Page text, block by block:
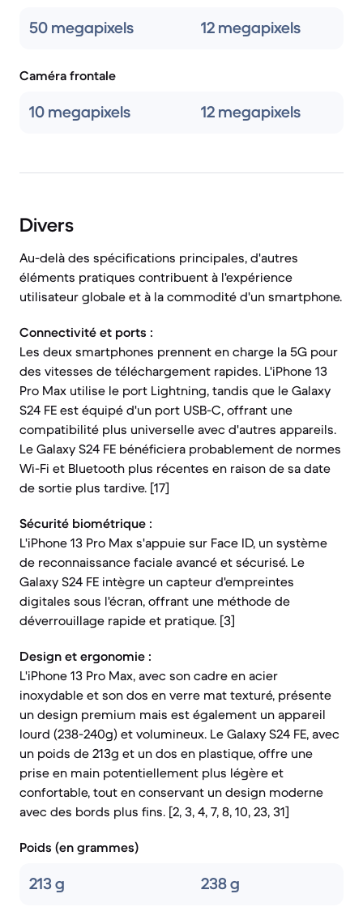
50 megapixels 12 megapixels
Caméra frontale
10 megapixels 12 megapixels
Divers
Au-delà des spécifications principales, d'autres
éléments pratiques contribuent à l'expérience
utilisateur globale et à la commodité d'un smartphone.
Connectivité et ports :
Les deux smartphones prennent en charge la 5G pour
des vitesses de téléchargement rapides. L'iPhone 13
Pro Max utilise le port Lightning, tandis que le Galaxy
S24 FE est équipé d'un port USB-C, offrant une
compatibilité plus universelle avec d'autres appareils.
Le Galaxy S24 FE bénéficiera probablement de normes
Wi-Fi et Bluetooth plus récentes en raison de sa date
de sortie plus tardive. [17]
Sécurité biométrique :
L'iPhone 13 Pro Max s'appuie sur Face ID, un système
de reconnaissance faciale avancé et sécurisé. Le
Galaxy S24 FE intègre un capteur d'empreintes
digitales sous l'écran, offrant une méthode de
déverrouillage rapide et pratique. [3]
Design et ergonomie :
L'iPhone 13 Pro Max, avec son cadre en acier
inoxydable et son dos en verre mat texturé, présente
un design premium mais est également un appareil
lourd (238-240g) et volumineux. Le Galaxy S24 FE, avec
un poids de 213g et un dos en plastique, offre une
prise en main potentiellement plus légère et
confortable, tout en conservant un design moderne
avec des bords plus fins. [2, 3, 4, 7, 8, 10, 23, 31]
Poids (en grammes)
213 g 238 g